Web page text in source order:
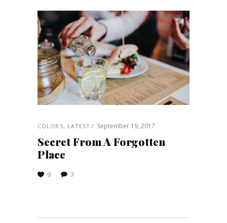
COLORS, LATEST September 19, 2017
Secret From A Forgotten
Place
9 3